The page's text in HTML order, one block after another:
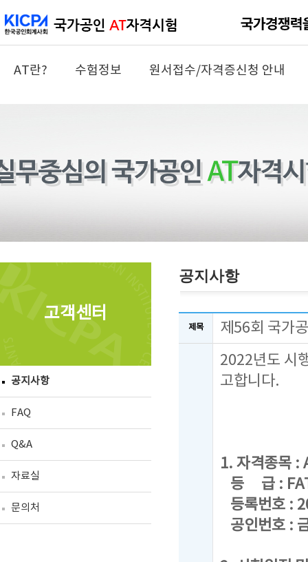
AT란? 수험정보 원서접수/자격증신청 안내
고객센터
공지사항
FAQ
Q&A
자료실
문의처
공지사항
제목
제56회 국가
2022년도 시
고합니다.
1. 자격종목
등 급 : FAT
등록번호 :
공인번호 :